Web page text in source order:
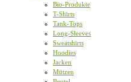
Bio-Produkte
T-Shirts
Tank-Tops
Long-Sleeves
Sweatshirts
Hoodies
Jacken
Mützen